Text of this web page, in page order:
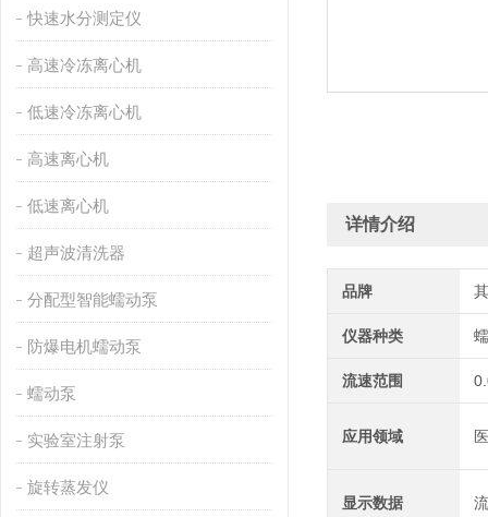
快速水分测定仪
高速冷冻离心机
低速冷冻离心机
高速离心机
低速离心机
超声波清洗器
分配型智能蠕动泵
防爆电机蠕动泵
蠕动泵
实验室注射泵
旋转蒸发仪
详情介绍
品牌
仪器种类
流速范围
应用领域
显示数据